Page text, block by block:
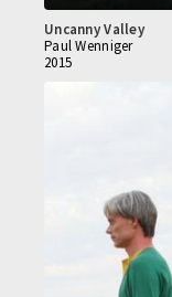
Uncanny Valley
Paul Wenniger
2015